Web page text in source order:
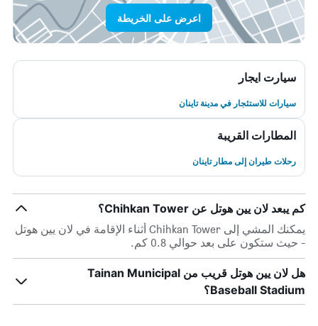
اعرض على الخريطة
سيارت ايجار
سيارات للاستئجار في مدينة تاينان
المطارات القريبة
رحلات طيران إلى مطار تاينان
كم يبعد لان يين هوتل عن Chihkan Tower؟
يمكنك المشي إلى Chihkan Tower أثناء الإقامة في لان يين هوتل
- حيث ستكون على بعد حوالي 0.8 كم.
هل لان يين هوتل قريب من Tainan Municipal
Baseball Stadium؟